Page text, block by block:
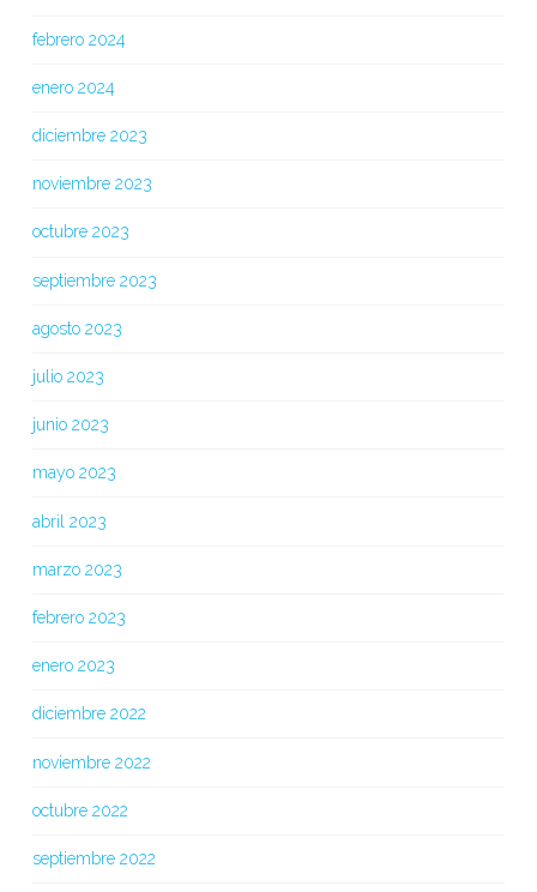
febrero 2024
enero 2024
diciembre 2023
noviembre 2023
octubre 2023
septiembre 2023
agosto 2023
julio 2023
junio 2023
mayo 2023
abril 2023
marzo 2023
febrero 2023
enero 2023
diciembre 2022
noviembre 2022
octubre 2022
septiembre 2022